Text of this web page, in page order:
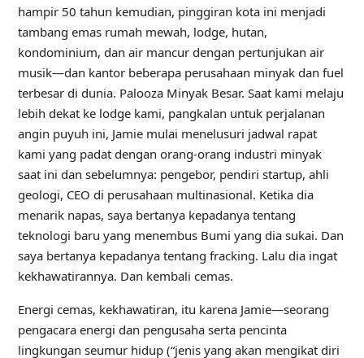
hampir 50 tahun kemudian, pinggiran kota ini menjadi
tambang emas rumah mewah, lodge, hutan,
kondominium, dan air mancur dengan pertunjukan air
musik—dan kantor beberapa perusahaan minyak dan fuel
terbesar di dunia. Palooza Minyak Besar. Saat kami melaju
lebih dekat ke lodge kami, pangkalan untuk perjalanan
angin puyuh ini, Jamie mulai menelusuri jadwal rapat
kami yang padat dengan orang-orang industri minyak
saat ini dan sebelumnya: pengebor, pendiri startup, ahli
geologi, CEO di perusahaan multinasional. Ketika dia
menarik napas, saya bertanya kepadanya tentang
teknologi baru yang menembus Bumi yang dia sukai. Dan
saya bertanya kepadanya tentang fracking. Lalu dia ingat
kekhawatirannya. Dan kembali cemas.
Energi cemas, kekhawatiran, itu karena Jamie—seorang
pengacara energi dan pengusaha serta pencinta
lingkungan seumur hidup (“jenis yang akan mengikat diri